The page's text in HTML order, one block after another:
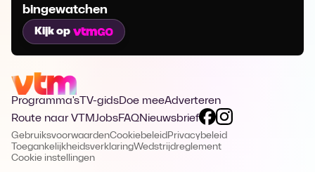
bingewatchen
Kijk op
Programma's TV-gidsDoe meeAdverteren
Route naar VTMJobsFAQNieuwsbrief
GebruiksvoorwaardenCookiebeleid Privacybeleid
ToegankelijkheidsverklaringWedstrijdreglement
Cookie instellingen